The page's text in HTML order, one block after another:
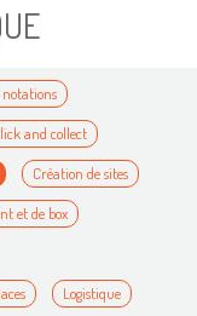
notations
and collect
Création de sites
et de box
Logistique